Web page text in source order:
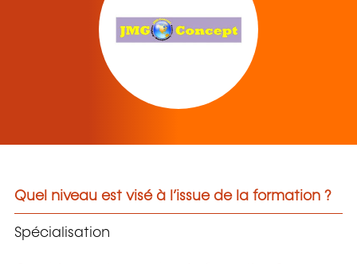
Quel niveau est visé à l’issue de la formation ?
Spécialisation